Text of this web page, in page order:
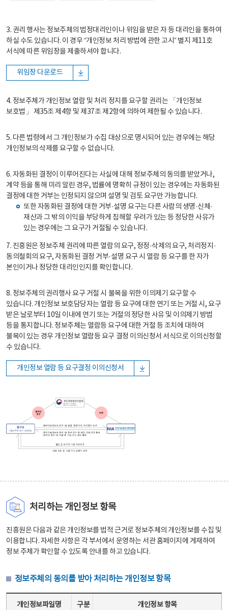
3. 권리 행사는 정보주체의 법정대리인이나 위임을 받은 자 등 대리인을 통하여
하실 수도 있습니다. 이 경우 “개인정보 처리 방법에 관한 고시” 별지 제11호
서식에 따른 위임장을 제출하셔야 합니다.
위임장 다운로드
4. 정보주체가 개인정보 열람 및 처리 정지를 요구할 권리는 「개인정보
보호법」 제35조 제4항 및 제37조 제2항에 의하여 제한될 수 있습니다.
5. 다른 법령에서 그 개인정보가 수집 대상으로 명시되어 있는 경우에는 해당
개인정보의 삭제를 요구할 수 없습니다.
6. 자동화된 결정이 이루어진다는 사실에 대해 정보주체의 동의를 받았거나,
계약 등을 통해 미리 알린 경우, 법률에 명확히 규정이 있는 경우에는 자동화된
결정에 대한 거부는 인정되지 않으며 설명 및 검토 요구만 가능합니다.
또한 자동화된 결정에 대한 거부·설명 요구는 다른 사람의 생명·신체·
재산과 그 밖의 이익을 부당하게 침해할 우려가 있는 등 정당한 사유가
있는 경우에는 그 요구가 거절될 수 있습니다.
7. 진흥원은 정보주체 권리에 따른 열람의 요구, 정정·삭제의 요구, 처리정지·
동의철회의 요구, 자동화된 결정 거부·설명 요구 시 열람 등 요구를 한 자가
본인이거나 정당한 대리인인지를 확인합니다.
8. 정보주체의 권리행사 요구 거절 시 불복을 위한 이의제기 요구할 수
있습니다. 개인정보 보호담당자는 열람 등 요구에 대한 연기 또는 거절 시, 요구
받은 날로부터 10일 이내에 연기 또는 거절의 정당한 사유 및 이의제기 방법
등을 통지합니다. 정보주체는 열람등 요구에 대한 거절 등 조치에 대하여
불복이 있는 경우 개인정보 열람등 요구 결정 이의신청서 서식으로 이의신청할
수 있습니다.
개인정보 열람 등 요구결정 이의신청서
처리하는 개인정보 항목
진흥원은 다음과 같은 개인정보를 법적 근거로 정보주체의 개인정보를 수집 및
이용합니다. 자세한 사항은 각 부서에서 운영하는 서관 홈페이지에 게재하여
정보 주체가 확인할 수 있도록 안내를 하고 있습니다.
정보주체의 동의를 받아 처리하는 개인정보 항목
개인정보파일명 구분 개인정보 항목